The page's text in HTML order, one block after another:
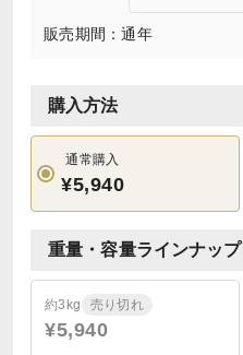
販売期間：通年
購入方法
通常購入
¥5,940
重量・容量ラインナップ
約3kg 売り切れ
¥5,940